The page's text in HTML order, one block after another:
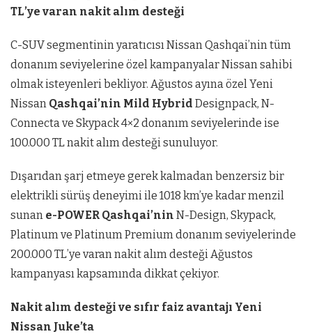
TL’ye varan nakit alım desteği
C-SUV segmentinin yaratıcısı Nissan Qashqai’nin tüm
donanım seviyelerine özel kampanyalar Nissan sahibi
olmak isteyenleri bekliyor. Ağustos ayına özel Yeni
Nissan Qashqai’nin Mild Hybrid Designpack, N-
Connecta ve Skypack 4×2 donanım seviyelerinde ise
100.000 TL nakit alım desteği sunuluyor.
Dışarıdan şarj etmeye gerek kalmadan benzersiz bir
elektrikli sürüş deneyimi ile 1018 km’ye kadar menzil
sunan e-POWER Qashqai’nin N-Design, Skypack,
Platinum ve Platinum Premium donanım seviyelerinde
200.000 TL’ye varan nakit alım desteği Ağustos
kampanyası kapsamında dikkat çekiyor.
Nakit alım desteği ve sıfır faiz avantajı Yeni
Nissan Juke’ta